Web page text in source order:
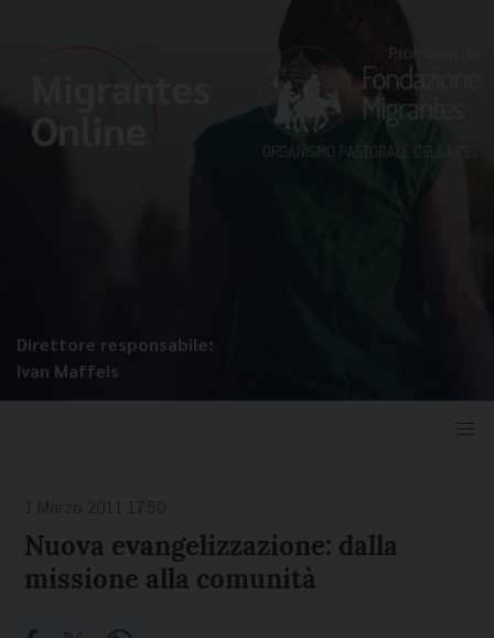
Direttore responsabile:
Ivan Maffeis
Nuova evangelizzazione: dalla
missione alla comunità